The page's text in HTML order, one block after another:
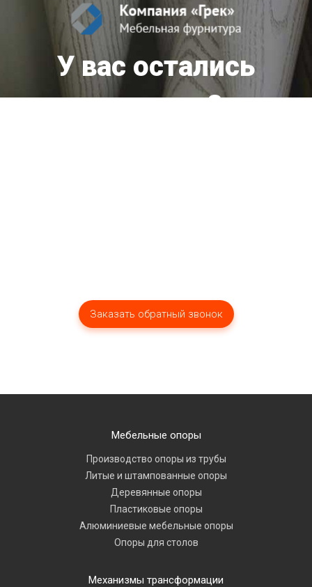
У вас остались
вопросы?
Мебельные опоры
Производство опоры из трубы
Литые и штампованные опоры
Деревянные опоры
Пластиковые опоры
Алюминиевые мебельные опоры
Опоры для столов
Механизмы трансформации